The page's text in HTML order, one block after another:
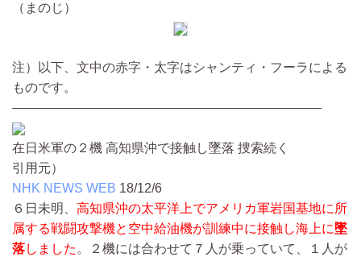
（まのじ）
注）以下、文中の赤字・太字はシャンティ・フーラによる
ものです。
————————————————————————
在日米軍の２機 高知県沖で接触し墜落 捜索続く
引用元）
NHK NEWS WEB 18/12/6
６日未明、 高知県沖の太平洋上でアメリカ軍岩国基地に所
属する戦闘攻撃機と空中給油機が訓練中に接触し海上に墜
落しました 。２機には合わせて７人が乗っていて、１人が